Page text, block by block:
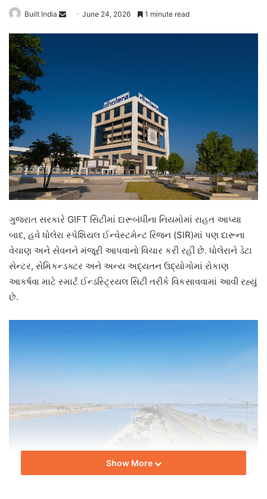
Built India
SendJune 24, 2026 1 minute read
ગુજરાત સરકારે GIFT સિટીમાં દારૂબંધીના નિયમોમાં રાહત આપ્યા
બાદ, હવે ધોલેરા સ્પેશિયલ ઈન્વેસ્ટમેન્ટ રિજન (SIR)માં પણ દારૂના
વેચાણ અને સેવનને મંજૂરી આપવાનો વિચાર કરી રહી છે. ધોલેરાને ડેટા
સેન્ટર, સેમિકન્ડક્ટર અને અન્ય અદ્યતન ઉદ્યોગોમાં રોકાણ
આકર્ષવા માટે સ્માર્ટ ઈન્ડસ્ટ્રિયલ સિટી તરીકે વિકસાવવામાં આવી રહ્યું
છે.
Show More